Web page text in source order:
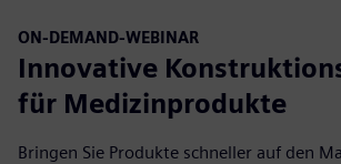
ON-DEMAND-WEBINAR
Innovative
für Medizinprodukte
Bringen Sie Produkte schneller auf den